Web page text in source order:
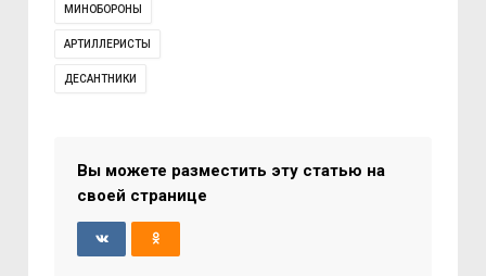
МИНОБОРОНЫ
АРТИЛЛЕРИСТЫ
ДЕСАНТНИКИ
Вы можете разместить эту статью на
своей странице